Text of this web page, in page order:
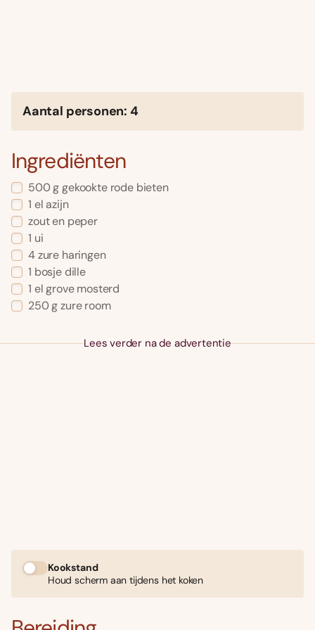
Aantal personen: 4
Ingrediënten
500 g gekookte rode bieten
1 el azijn
zout en peper
1 ui
4 zure haringen
1 bosje dille
1 el grove mosterd
250 g zure room
Lees verder na de advertentie
Kookstand
Houd scherm aan tijdens het koken